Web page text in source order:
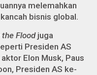
melemahkan
bisnis global.
Floodjuga
Presiden AS
Elon Musk, Paus
Presiden AS ke-